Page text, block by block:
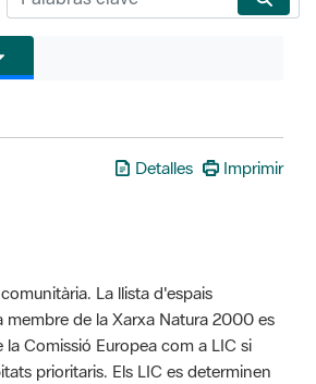
Detalles Imprimir
La llista d'espais
membre de la Xarxa Natura 2000 es
Comissió Europea com a LIC si
prioritaris. Els LIC es determinen